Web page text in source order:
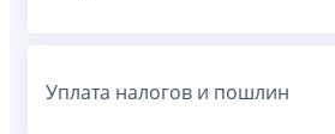
Уплата налогов и пошлин